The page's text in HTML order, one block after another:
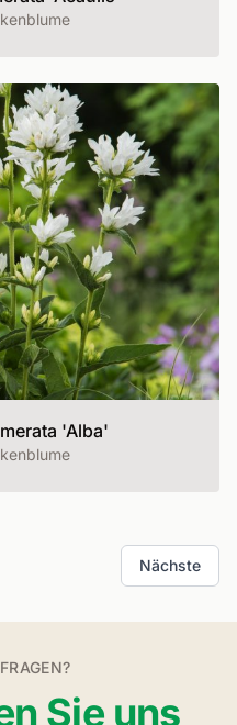
'Alba'
Nächste
Sie uns